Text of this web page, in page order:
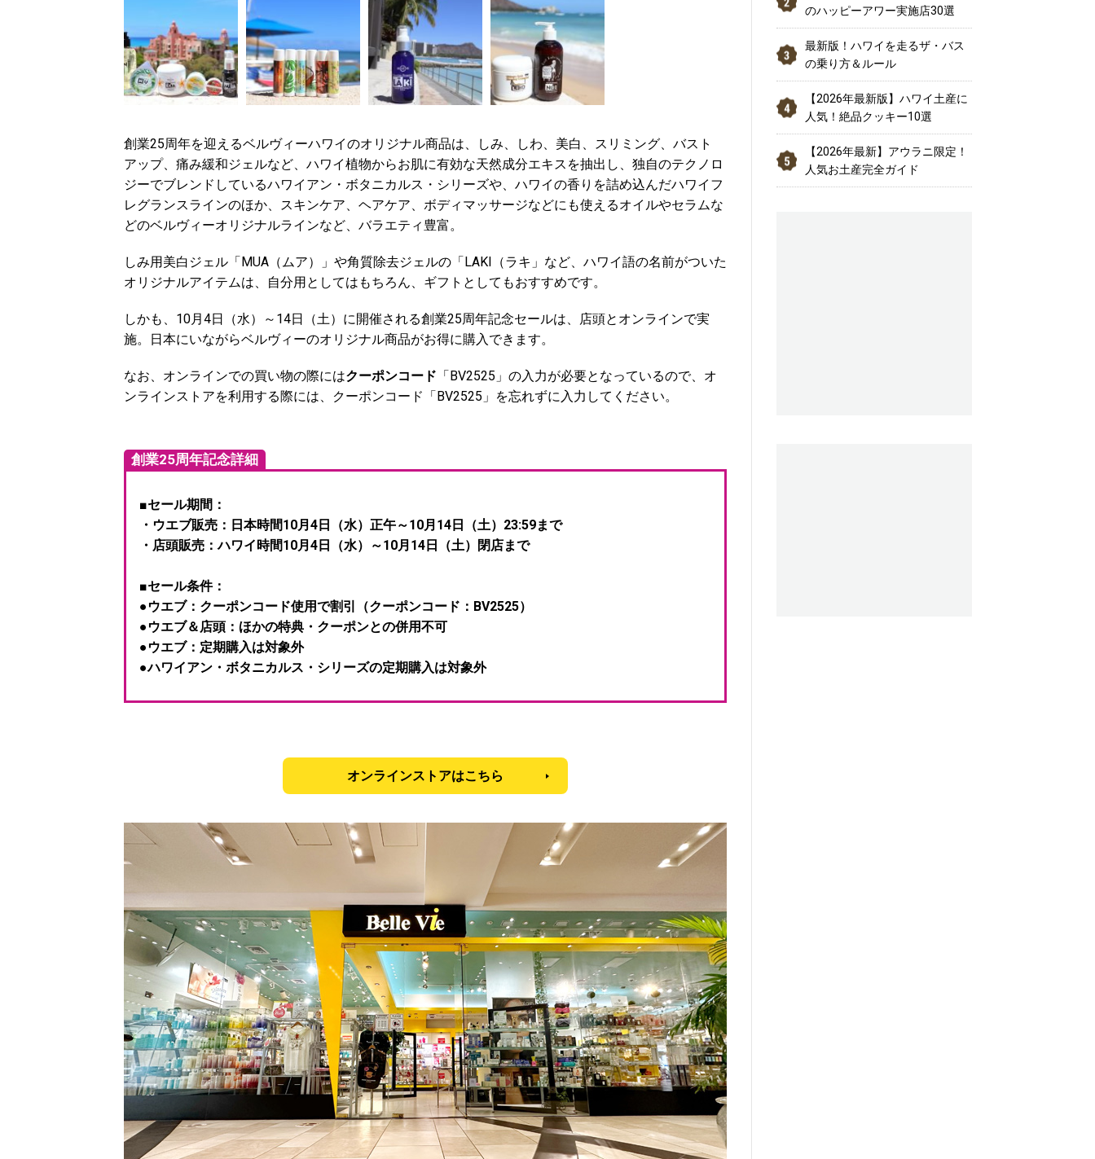
創業25周年を迎えるベルヴィーハワイのオリジナル商品は、しみ、しわ、美白、スリミング、バスト
アップ、痛み緩和ジェルなど、ハワイ植物からお肌に有効な天然成分エキスを抽出し、独自のテクノロ
ジーでブレンドしているハワイアン・ボタニカルス・シリーズや、ハワイの香りを詰め込んだハワイフ
レグランスラインのほか、スキンケア、ヘアケア、ボディマッサージなどにも使えるオイルやセラムな
どのベルヴィーオリジナルラインなど、バラエティ豊富。
しみ用美白ジェル「MUA（ムア）」や角質除去ジェルの「LAKI（ラキ」など、ハワイ語の名前がついた
オリジナルアイテムは、自分用としてはもちろん、ギフトとしてもおすすめです。
しかも、10月4日（水）～14日（土）に開催される創業25周年記念セールは、店頭とオンラインで実
施。日本にいながらベルヴィーのオリジナル商品がお得に購入できます。
なお、オンラインでの買い物の際にはクーポンコード 「BV2525」の入力が必要となっているので、オ
ンラインストアを利用する際には、クーポンコード「BV2525」を忘れずに入力してください。
創業25周年記念詳細
■セール期間：
・ウエブ販売：日本時間10月4日（水）正午～10月14日（土）23:59まで
・店頭販売：ハワイ時間10月4日（水）～10月14日（土）閉店まで
■セール条件：
●ウエブ：クーポンコード使用で割引（クーポンコード：BV2525）
●ウエブ＆店頭：ほかの特典・クーポンとの併用不可
●ウエブ：定期購入は対象外
●ハワイアン・ボタニカルス・シリーズの定期購入は対象外
オンラインストアはこちら
のハッピーアワー実施店30選
最新版！ハワイを走るザ・バス
の乗り方＆ルール
【2026年最新版】ハワイ土産に
人気！絶品クッキー10選
【2026年最新】アウラニ限定！
人気お土産完全ガイド